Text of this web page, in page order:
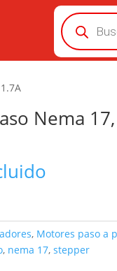
Búsqueda
de
productos
Nema
, Motores paso a
, nema 17, stepper